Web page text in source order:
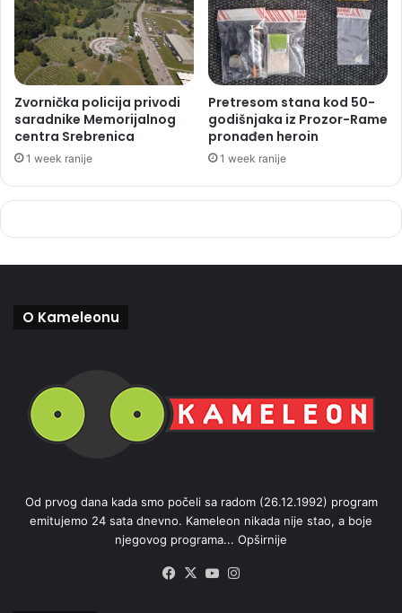
Zvornička policija privodi
saradnike Memorijalnog
centra Srebrenica
1 week ranije
Pretresom stana kod 50-
godišnjaka iz Prozor-Rame
pronađen heroin
1 week ranije
O Kameleonu
Od prvog dana kada smo počeli sa radom (26.12.1992) program
emitujemo 24 sata dnevno. Kameleon nikada nije stao, a boje
njegovog programa... Opširnije
Facebook
X YouTube